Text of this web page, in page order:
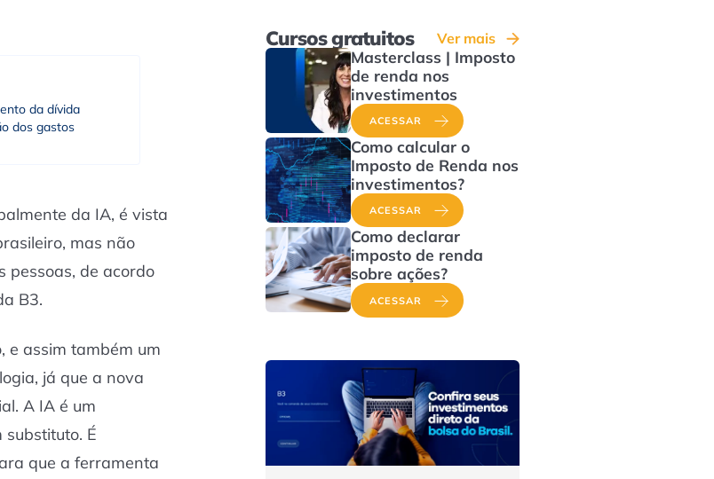
da dívida
dos gastos
da IA, é vista
mas não
pessoas, de acordo
B3.
e assim também um
já que a nova
A IA é um
É
que a ferramenta
Cursos gratuitos Ver mais
Masterclass | Imposto
de renda nos
investimentos
ACESSAR
Como calcular o
Imposto de Renda nos
investimentos?
ACESSAR
Como declarar
imposto de renda
sobre ações?
ACESSAR